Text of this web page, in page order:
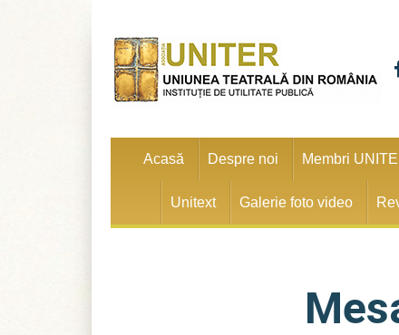
Acasă Despre noi Membri
Unitext Galerie foto video